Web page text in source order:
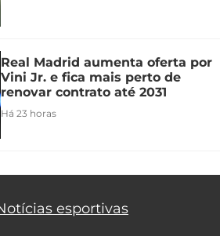
Real Madrid aumenta oferta por
Vini Jr. e fica mais perto de
renovar contrato até 2031
Há 23 horas